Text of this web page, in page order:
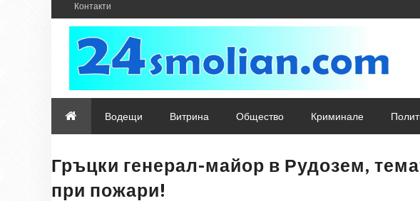
Контакти
Водещи Витрина Общество Криминале
Гръцки генерал-майор в Рудозем,
при пожари!